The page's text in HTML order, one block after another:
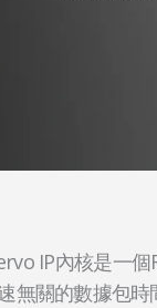
IP內核是一
無關的數據包